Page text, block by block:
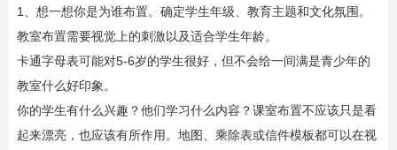
1、想一想你是为谁布置。确定学生年级、教育主题和文化氛围。
教室布置需要视觉上的刺激以及适合学生年龄。
卡通字母表可能对5-6岁的学生很好，但不会给一间满是青少年的
教室什么好印象。
你的学生有什么兴趣？他们学习什么内容？课室布置不应该只是看
起来漂亮，也应该有所作用。地图、乘除表或信件模板都可以在视